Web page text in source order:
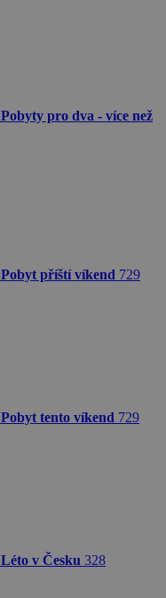
Pobyty pro dva - více než
Pobyt příští víkend 729
Pobyt tento víkend 729
Léto v Česku 328